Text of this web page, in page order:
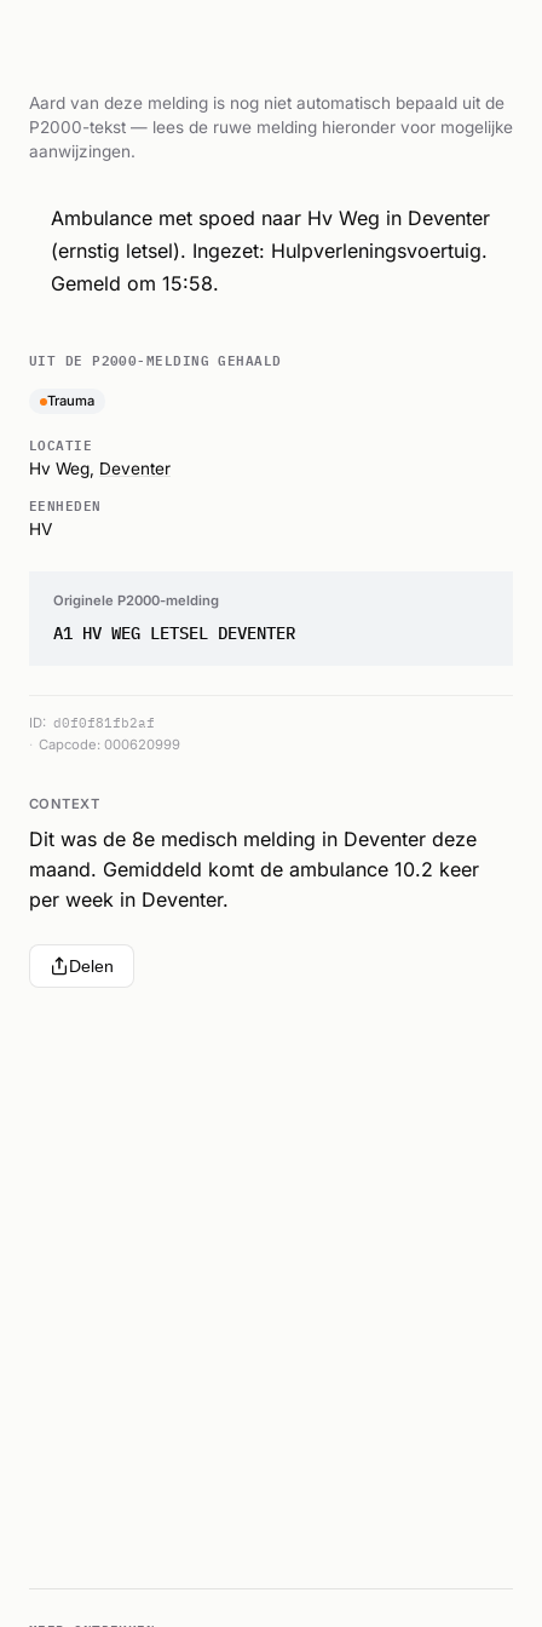
Aard van deze melding is nog niet automatisch bepaald uit de
P2000-tekst — lees de ruwe melding hieronder voor mogelijke
aanwijzingen.
Ambulance met spoed naar Hv Weg in Deventer
(ernstig letsel). Ingezet: Hulpverleningsvoertuig.
Gemeld om 15:58.
UIT DE P2000-MELDING GEHAALD
Trauma
LOCATIE
Hv Weg, Deventer
EENHEDEN
HV
Originele P2000-melding
A1 HV WEG LETSEL DEVENTER
ID: d0f0f81fb2af
Capcode: 000620999
CONTEXT
Dit was de 8e medisch melding in Deventer deze
maand. Gemiddeld komt de ambulance 10.2 keer
per week in Deventer.
Delen